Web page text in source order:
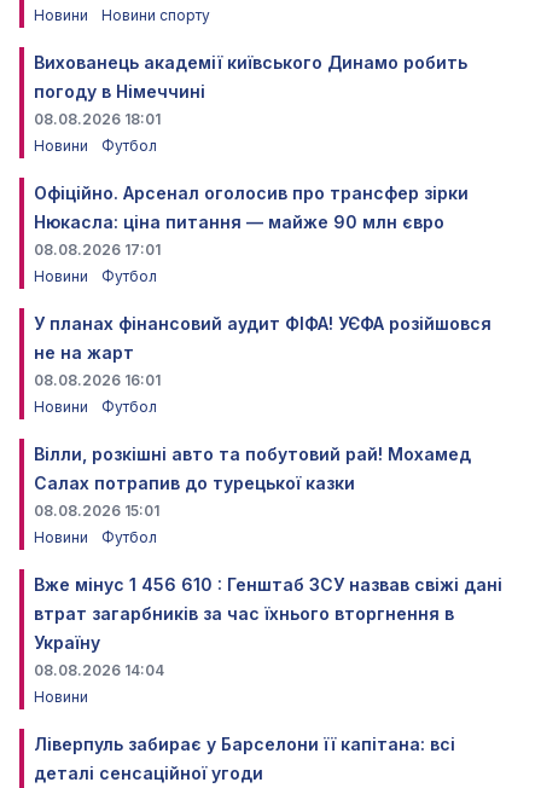
Новини
Новини спорту
Вихованець академії київського Динамо робить
погоду в Німеччині
08.08.2026 18:01
Новини
Футбол
Офіційно. Арсенал оголосив про трансфер зірки
Нюкасла: ціна питання — майже 90 млн євро
08.08.2026 17:01
Новини
Футбол
У планах фінансовий аудит ФІФА! УЄФА розійшовся
не на жарт
08.08.2026 16:01
Новини
Футбол
Вілли, розкішні авто та побутовий рай! Мохамед
Салах потрапив до турецької казки
08.08.2026 15:01
Новини
Футбол
Вже мінус 1 456 610 : Генштаб ЗСУ назвав свіжі дані
втрат загарбників за час їхнього вторгнення в
Україну
08.08.2026 14:04
Новини
Ліверпуль забирає у Барселони її капітана: всі
деталі сенсаційної угоди